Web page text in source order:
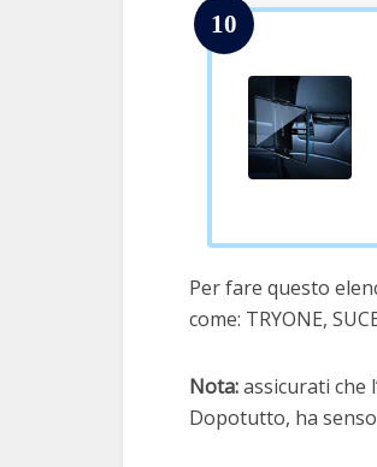
10
Per fare questo
come: TRYONE,
Nota:assicurati che
Dopotutto, ha